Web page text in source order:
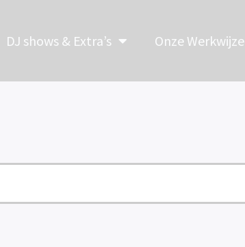
DJ shows & Extra’s Onze Werkwijze